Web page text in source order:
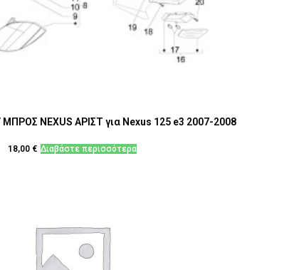
NEXUS ΑΡΙΣΤ για Nexus 125 e3 2007-2008
18,00 € Διαβάστε περισσότερα